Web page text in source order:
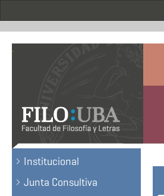
.
Institucional
Junta Consultiva